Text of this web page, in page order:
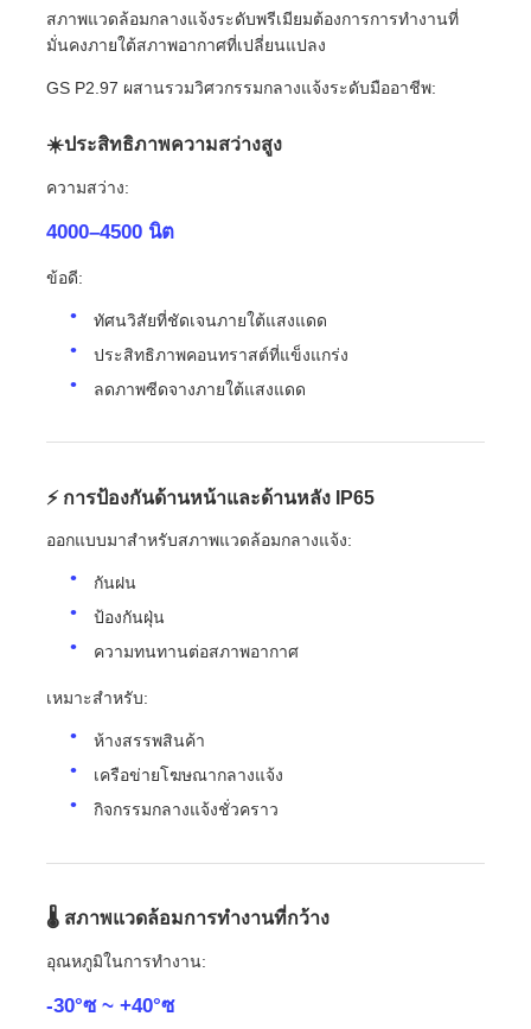
สภาพแวดล้อมกลางแจ้งระดับพรีเมียมต้องการการทำงานที่
มั่นคงภายใต้สภาพอากาศที่เปลี่ยนแปลง
GS P2.97 ผสานรวมวิศวกรรมกลางแจ้งระดับมืออาชีพ:
☀️ประสิทธิภาพความสว่างสูง
ความสว่าง:
4000–4500 นิต
ข้อดี:
ทัศนวิสัยที่ชัดเจนภายใต้แสงแดด
ประสิทธิภาพคอนทราสต์ที่แข็งแกร่ง
ลดภาพซีดจางภายใต้แสงแดด
⚡ การป้องกันด้านหน้าและด้านหลัง IP65
ออกแบบมาสำหรับสภาพแวดล้อมกลางแจ้ง:
กันฝน
ป้องกันฝุ่น
ความทนทานต่อสภาพอากาศ
เหมาะสำหรับ:
ห้างสรรพสินค้า
เครือข่ายโฆษณากลางแจ้ง
กิจกรรมกลางแจ้งชั่วคราว
🌡 สภาพแวดล้อมการทำงานที่กว้าง
อุณหภูมิในการทำงาน:
-30°ซ ~ +40°ซ